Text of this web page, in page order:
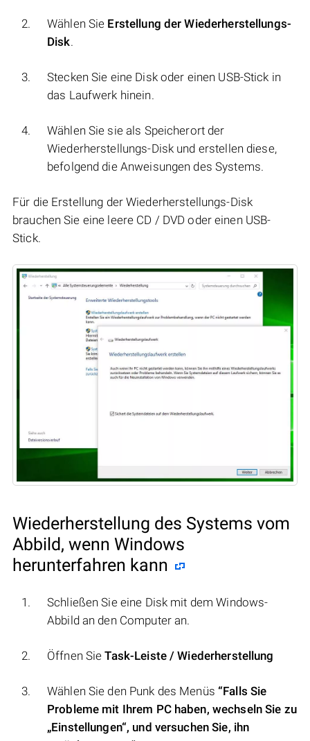
Wählen Sie Erstellung der Wiederherstellungs-
Disk.
Stecken Sie eine Disk oder einen USB-Stick in
das Laufwerk hinein.
Wählen Sie sie als Speicherort der
Wiederherstellungs-Disk und erstellen diese,
befolgend die Anweisungen des Systems.
Für die Erstellung der Wiederherstellungs-Disk
brauchen Sie eine leere CD / DVD oder einen USB-
Stick.
Wiederherstellung des Systems vom
Abbild, wenn Windows
herunterfahren kann
Schließen Sie eine Disk mit dem Windows-
Abbild an den Computer an.
Öffnen SieTask-Leiste / Wiederherstellung
Wählen Sie den Punk des Menüs “Falls Sie
Probleme mit Ihrem PC haben, wechseln Sie zu
„Einstellungen“, und versuchen Sie, ihn